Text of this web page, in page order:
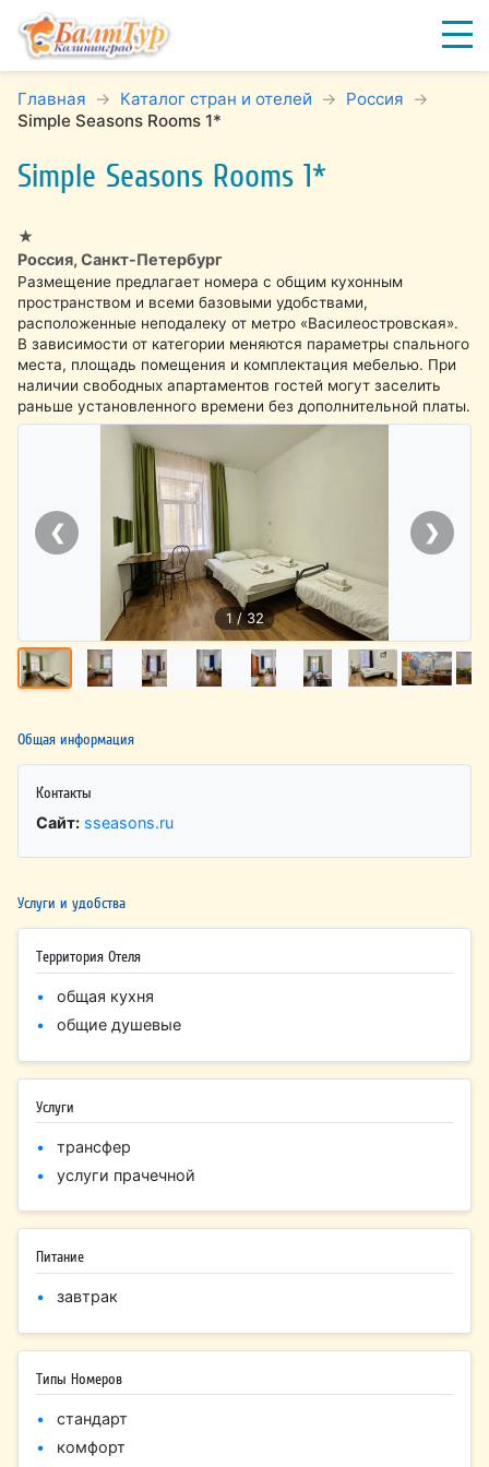
Главная Каталог стран и отелей
Россия
Simple Seasons Rooms 1*
Simple Seasons Rooms 1*
★
Россия, Санкт-Петербург
Размещение предлагает номера с общим кухонным
пространством и всеми базовыми удобствами,
расположенные неподалеку от метро «Василеостровская».
В зависимости от категории меняются параметры спального
места, площадь помещения и комплектация мебелью. При
наличии свободных апартаментов гостей могут заселить
раньше установленного времени без дополнительной платы.
❮ ❯
1 / 32
Общая информация
Контакты
Сайт: sseasons.ru
Услуги и удобства
Территория Отеля
общая кухня
общие душевые
Услуги
трансфер
услуги прачечной
Питание
завтрак
Типы Номеров
стандарт
комфорт